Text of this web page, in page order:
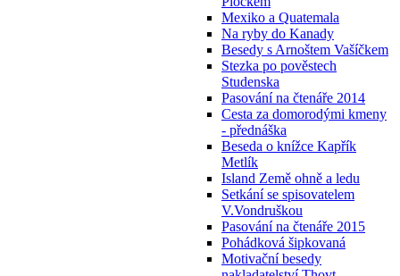
Mexiko a Quatemala
Na ryby do Kanady
Besedy s Arnoštem Vašíčkem
Stezka po pověstech
Studenska
Pasování na čtenáře 2014
Cesta za domorodými kmeny
- přednáška
Beseda o knížce Kapřík
Metlík
Island Země ohně a ledu
Setkání se spisovatelem
V.Vondruškou
Pasování na čtenáře 2015
Pohádková šipkovaná
Motivační besedy